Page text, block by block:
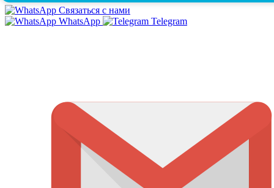
Связаться с нами
WhatsApp
Telegram